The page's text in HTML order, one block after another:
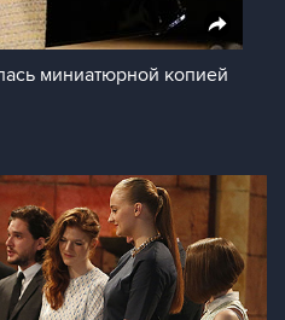
миниатюрной копией